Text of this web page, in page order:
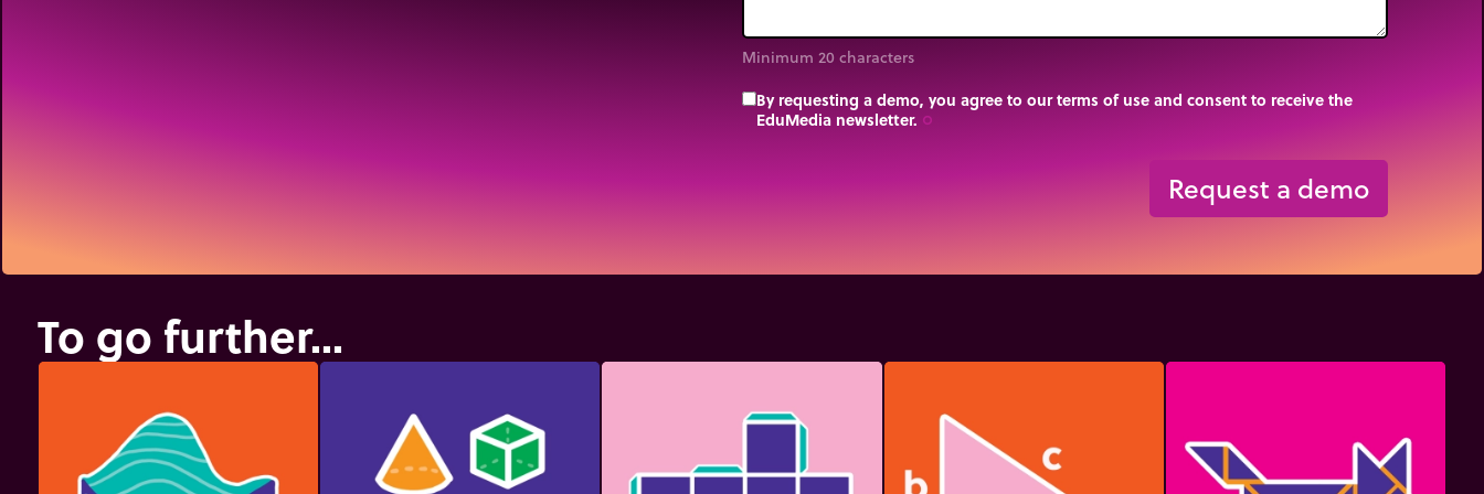
Minimum 20 characters
By requesting a demo, you agree to our terms of use and consent to receive the
EduMedia newsletter. trip_origin
Request a demo
To go further...